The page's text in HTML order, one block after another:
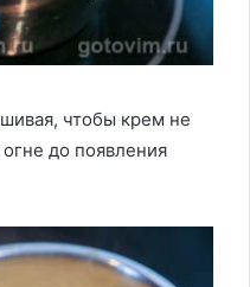
чтобы крем не
до появления